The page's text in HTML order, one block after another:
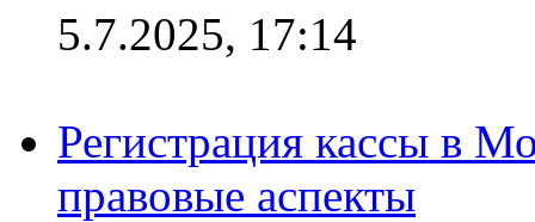
5.7.2025, 17:14
Регистрация кассы в
правовые аспекты